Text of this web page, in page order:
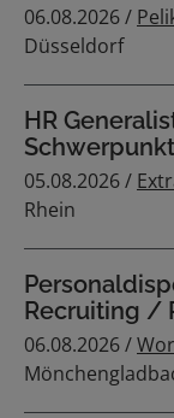
06.08.2026 /
Düsseldorf
HR
05.08.2026 /
Rhein
Recruiting /
06.08.2026 /